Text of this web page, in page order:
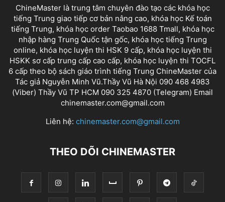
ChineMaster là trung tâm chuyên đào tạo các khóa học
tiếng Trung giao tiếp cơ bản nâng cao, khóa học Kế toán
tiếng Trung, khóa học order Taobao 1688 Tmall, khóa học
nhập hàng Trung Quốc tận gốc, khóa học tiếng Trung
online, khóa học luyện thi HSK 9 cấp, khóa học luyện thi
HSKK sơ cấp trung cấp cao cấp, khóa học luyện thi TOCFL
6 cấp theo bộ sách giáo trình tiếng Trung ChineMaster của
Tác giả Nguyễn Minh Vũ.Thầy Vũ Hà Nội 090 468 4983
(Viber) Thầy Vũ TP HCM 090 325 4870 (Telegram) Email
chinemaster.com@gmail.com
Liên hệ: chinemaster.com@gmail.com
THEO DÕI CHINEMASTER